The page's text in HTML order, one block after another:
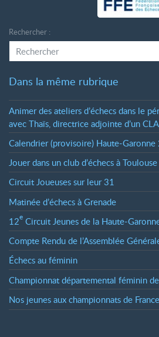
Rechercher :
Dans la même rubrique
Animer des ateliers d’échecs dans le
avec Thaïs, directrice adjointe d’un
Calendrier (provisoire) Haute-
Jouer dans un club d’échecs à
Circuit Joueuses sur leur 31
Matinée d’échecs à Grenade
12e Circuit Jeunes de la Haute-
Compte Rendu de l’Assemblée
Échecs au féminin
Championnat départemental féminin
Nos jeunes aux championnats de